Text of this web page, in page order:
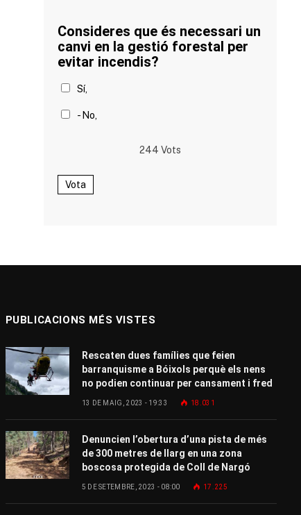
Consideres que és necessari un
canvi en la gestió forestal per
evitar incendis?
Sí,
- No,
244 Vots
Vota
PUBLICACIONS MÉS VISTES
Rescaten dues famílies que feien
barranquisme a Bóixols perquè els nens
no podien continuar per cansament i fred
13 DE MAIG, 2023 - 19:33 18.031
Denuncien l’obertura d’una pista de més
de 300 metres de llarg en una zona
boscosa protegida de Coll de Nargó
5 DE SETEMBRE, 2023 - 08:00 17.225